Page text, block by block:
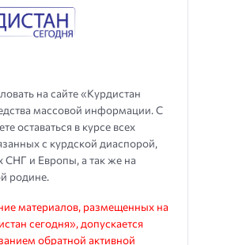
на сайте «Курдистан
массовой информации. С
оставаться в курсе всех
с курдской диаспорой,
СНГ и Европы, а так же на
родине.
материалов, размещенных на
сегодня», допускается
обратной активной